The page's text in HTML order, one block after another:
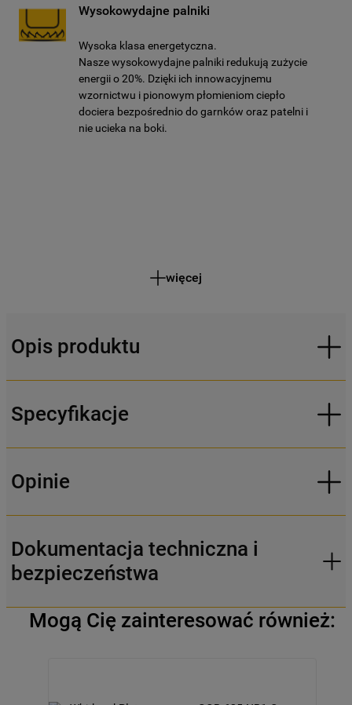
Wysokowydajne palniki
Wysoka klasa energetyczna.
Nasze wysokowydajne palniki redukują zużycie
energii o 20%. Dzięki ich innowacyjnemu
wzornictwu i pionowym płomieniom ciepło
dociera bezpośrednio do garnków oraz patelni i
nie ucieka na boki.
więcej
Opis produktu
Specyfikacje
Opinie
Dokumentacja techniczna i
bezpieczeństwa
Mogą Cię zainteresować również: